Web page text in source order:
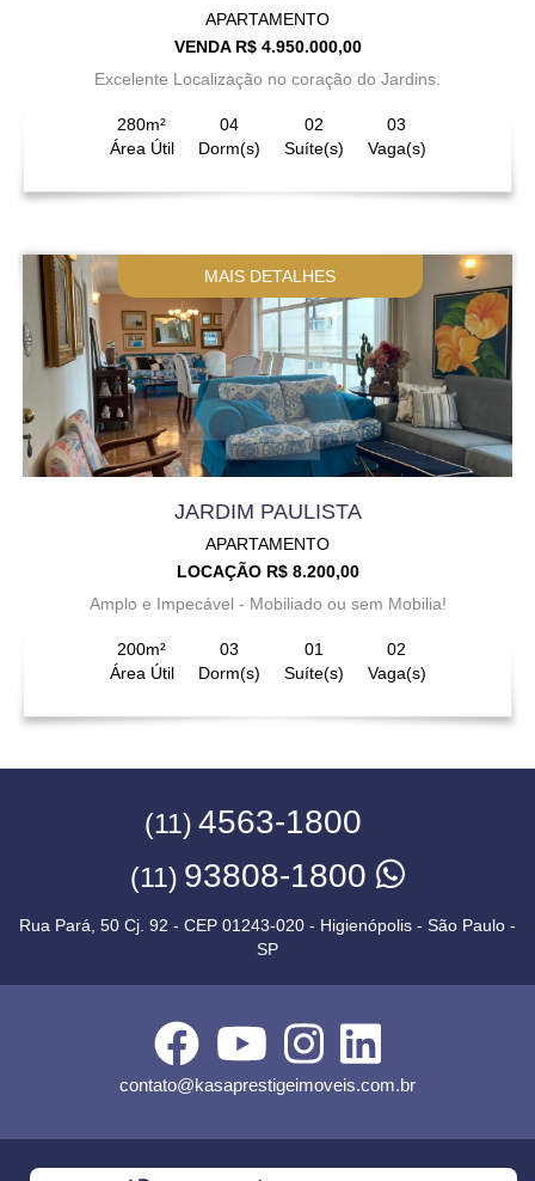
APARTAMENTO
VENDA R$ 4.950.000,00
Excelente Localização no coração do Jardins.
280m²
Área Útil
04
Dorm(s)
02
Suíte(s)
03
Vaga(s)
MAIS DETALHES
JARDIM PAULISTA
APARTAMENTO
LOCAÇÃO R$ 8.200,00
Amplo e Impecável - Mobiliado ou sem Mobilia!
200m²
Área Útil
03
Dorm(s)
01
Suíte(s)
02
Vaga(s)
(11) 4563-1800
(11) 93808-1800
Rua Pará, 50 Cj. 92 - CEP 01243-020 - Higienópolis - São Paulo -
SP
contato@kasaprestigeimoveis.com.br